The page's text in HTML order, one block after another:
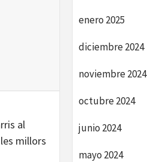
al
millors
enero 2025
diciembre 2024
noviembre 2024
octubre 2024
junio 2024
mayo 2024